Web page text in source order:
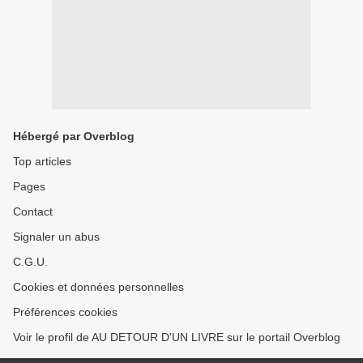
Hébergé par Overblog
Top articles
Pages
Contact
Signaler un abus
C.G.U.
Cookies et données personnelles
Préférences cookies
Voir le profil de AU DETOUR D'UN LIVRE sur le portail Overblog